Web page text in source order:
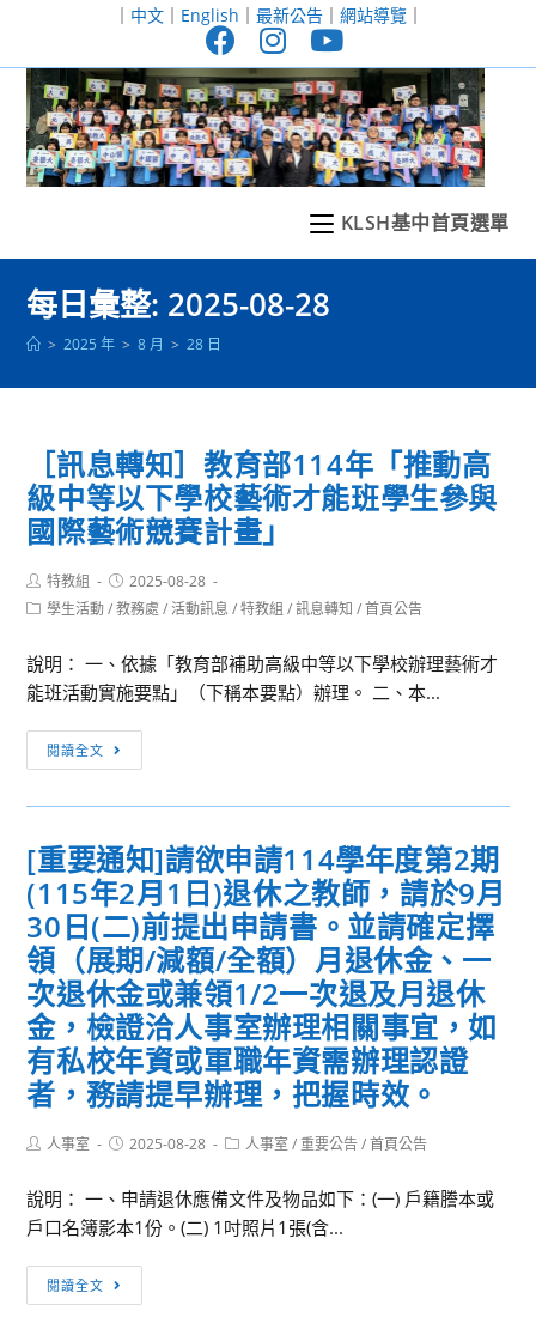
至
｜ 中文｜ English ｜ 最新公告｜ 網站導覽｜
KLSH基中首頁選單
每日彙整: 2025-08-28
> 2025 年 > 8 月 > 28 日
［訊息轉知］教育部114年「推動高
級中等以下學校藝術才能班學生參與
國際藝術競賽計畫」
Post
author:
特教組
Post
published:
2025-08-28
Post學生活動 / 教務處 / 活動訊息 / 特教組 / 訊息轉知 / 首頁公告
說明： 一、依據「教育部補助高級中等以下學校辦理藝術才
能班活動實施要點」（下稱本要點）辦理。 二、本...
閱讀全文
息
轉
教
育
部
114
年
「推
動
高
級
等
下
學
校
[重要通知]請欲申請114學年度第2期
(115年2月1日)退休之教師，請於9月
30日(二)前提出申請書。並請確定擇
領（展期/減額/全額）月退休金、一
次退休金或兼領1/2一次退及月退休
金，檢證洽人事室辦理相關事宜，如
有私校年資或軍職年資需辦理認證
者，務請提早辦理，把握時效。
Post人事室
Post2025-08-28
Post人事室 / 重要公告 / 首頁公告
說明： 一、申請退休應備文件及物品如下：(一) 戶籍謄本或
戶口名簿影本1份。(二) 1吋照片1張(含...
閱讀全文
要